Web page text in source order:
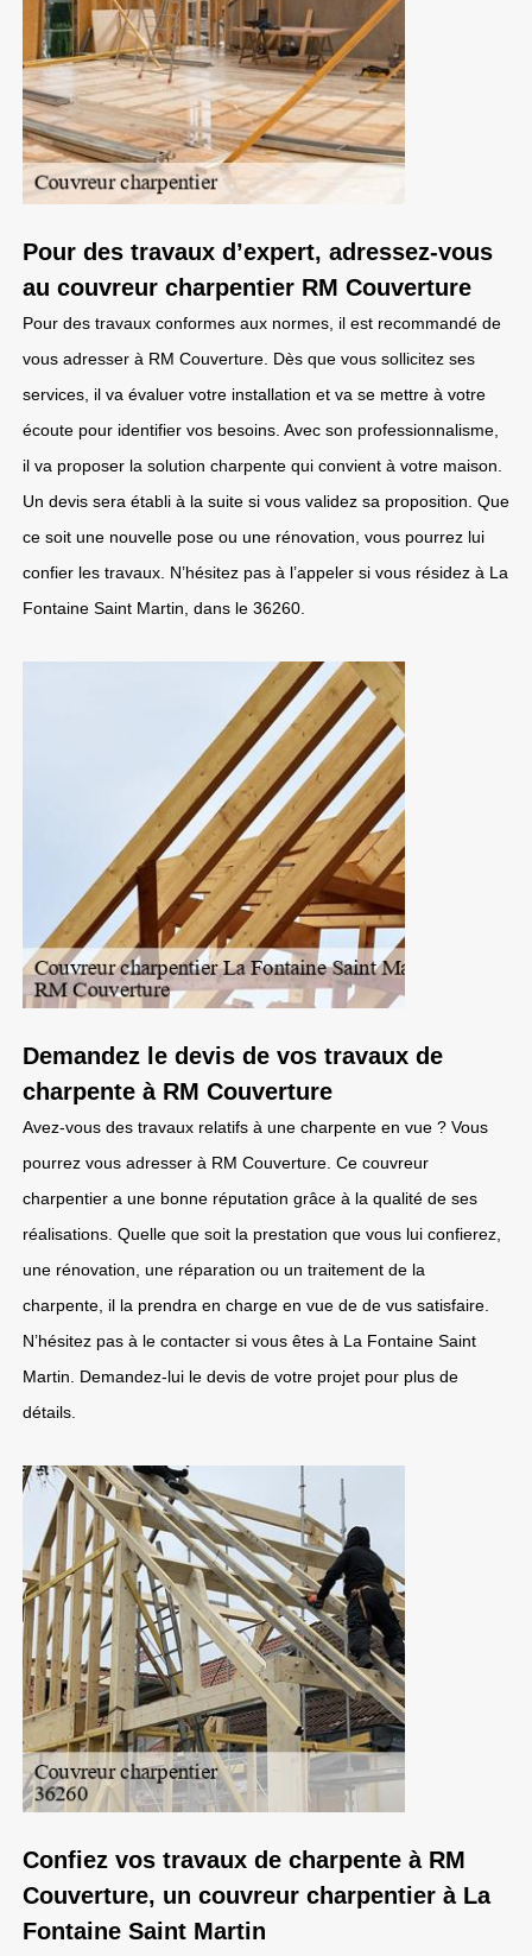
Pour des travaux d’expert, adressez-vous
au couvreur charpentier RM Couverture
Pour des travaux conformes aux normes, il est recommandé de
vous adresser à RM Couverture. Dès que vous sollicitez ses
services, il va évaluer votre installation et va se mettre à votre
écoute pour identifier vos besoins. Avec son professionnalisme,
il va proposer la solution charpente qui convient à votre maison.
Un devis sera établi à la suite si vous validez sa proposition. Que
ce soit une nouvelle pose ou une rénovation, vous pourrez lui
confier les travaux. N’hésitez pas à l’appeler si vous résidez à La
Fontaine Saint Martin, dans le 36260.
Demandez le devis de vos travaux de
charpente à RM Couverture
Avez-vous des travaux relatifs à une charpente en vue ? Vous
pourrez vous adresser à RM Couverture. Ce couvreur
charpentier a une bonne réputation grâce à la qualité de ses
réalisations. Quelle que soit la prestation que vous lui confierez,
une rénovation, une réparation ou un traitement de la
charpente, il la prendra en charge en vue de de vus satisfaire.
N’hésitez pas à le contacter si vous êtes à La Fontaine Saint
Martin. Demandez-lui le devis de votre projet pour plus de
détails.
Confiez vos travaux de charpente à RM
Couverture, un couvreur charpentier à La
Fontaine Saint Martin